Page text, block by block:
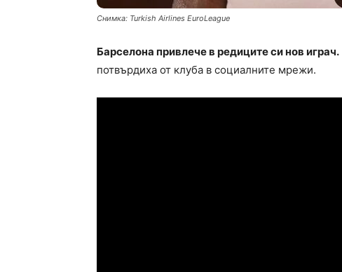
Снимка: Turkish Airlines EuroLeague
Барселона привлече в редиците си нов играч.
потвърдиха от клуба в социалните мрежи.